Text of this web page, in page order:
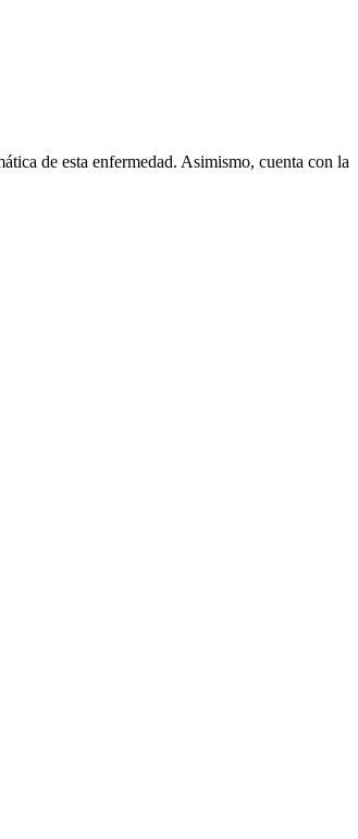
de esta enfermedad. Asimismo, cuenta con la